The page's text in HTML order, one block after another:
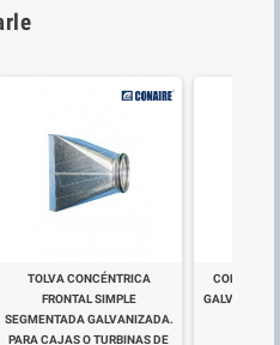
TOLVA CONCÉNTRICA
FRONTAL SIMPLE
SEGMENTADA GALVANIZADA.
PARA CAJAS O TURBINAS DE